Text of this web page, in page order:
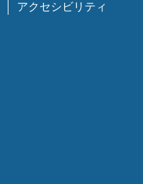
アクセシビリティ